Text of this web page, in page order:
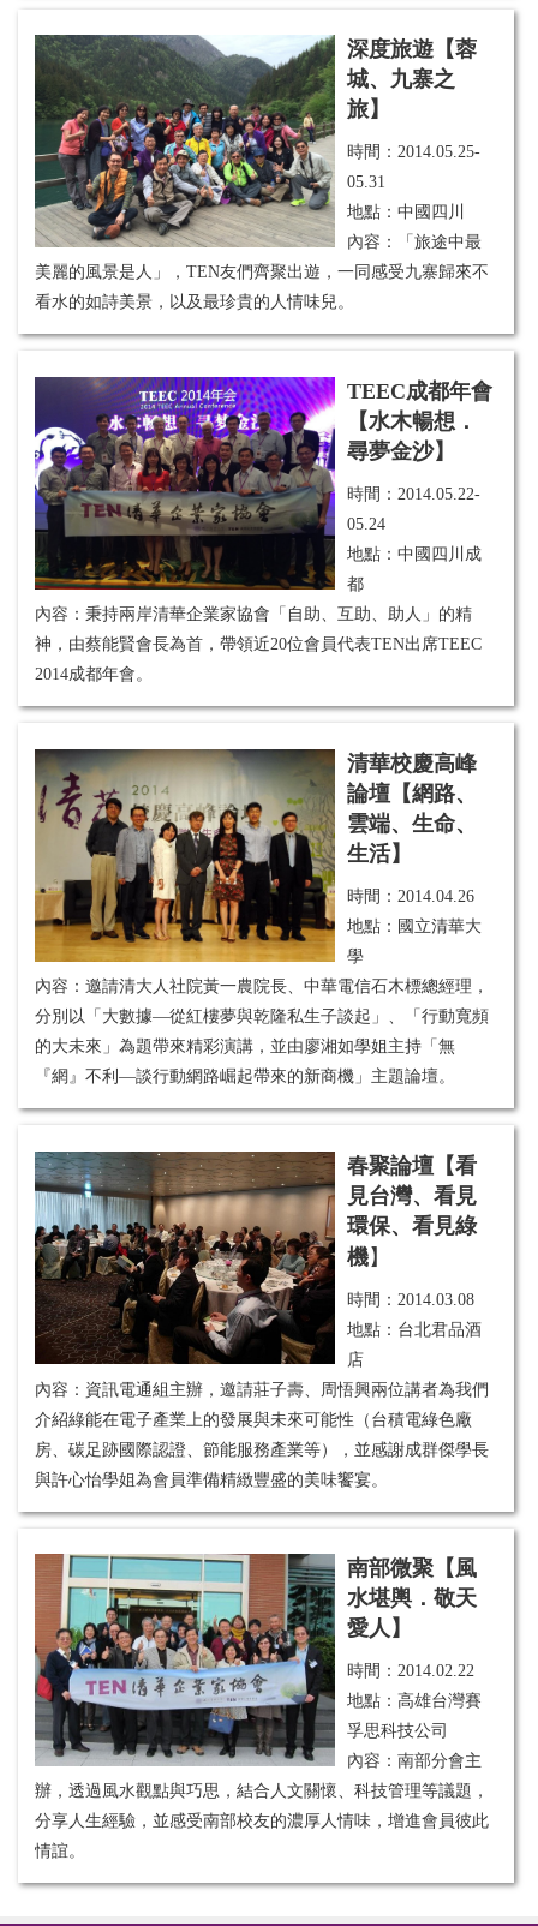
深度旅遊【蓉
城、九寨之
旅】
時間： 2014.05.25-
05.31
地點：中國四川
內容：
「旅途中最
美麗的風景是人」，TEN友們齊聚出遊，一同感受九寨歸來不
看水的如詩美景，以及最珍貴的人情味兒。
TEEC成都年會
【水木暢想．
尋夢金沙】
時間： 2014.05.22-
05.24
地點：中國四川成
都
內容：秉持兩岸清華企業家協會「自助、互助、助人」的精
神，由蔡能賢會長為首，帶領近20位會員代表TEN出席TEEC
2014成都年會。
清華校慶高峰
論壇【網路、
雲端、生命、
生活】
時間： 2014.04.26
地點：國立清華大
學
內容： 邀請清大人社院黃一農院長 中華電信石木標總經理 ，
分別以「 大數據—從紅樓夢與乾隆私生子談起 」、「 行動寬頻
的大未來 」為題帶來精彩演講，並由 廖湘如學姐 主持「 無
『網』不利—談行動網路崛起帶來的新商機 」主題論壇。
春聚論壇【看
見台灣、看見
環保、看見綠
機】
時間： 2014.03.08
地點：台北君品酒
店
內容：資訊電通組主辦，邀請莊子壽、周悟興兩位講者為我們
介紹綠能在電子產業上的發展與未來可能性（台積電綠色廠
房、碳足跡國際認證、節能服務產業等），並感謝成群傑學長
與許心怡學姐為會員準備精緻豐盛的美味饗宴。
南部微聚【風
水堪輿．敬天
愛人】
時間： 2014.02.22
地點：高雄台灣賽
孚思科技公司
內容：南部分會主
辦， 透過風水觀點與巧思，結合人文關懷、科技管理等議題，
分享人生經驗，並感受南部校友的濃厚人情味，增進會員彼此
情誼。